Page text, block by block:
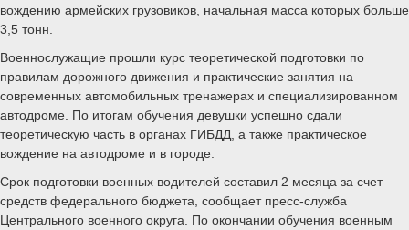
вождению армейских грузовиков, начальная масса которых больше
3,5 тонн.
Военнослужащие прошли курс теоретической подготовки по
правилам дорожного движения и практические занятия на
современных автомобильных тренажерах и специализированном
автодроме. По итогам обучения девушки успешно сдали
теоретическую часть в органах ГИБДД, а также практическое
вождение на автодроме и в городе.
Срок подготовки военных водителей составил 2 месяца за счет
средств федерального бюджета, сообщает пресс-служба
Центрального военного округа. По окончании обучения военным